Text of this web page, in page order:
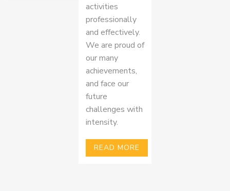
activities
professionally
and effectively.
We are proud of
our many
achievements,
and face our
future
challenges with
intensity.
READ MORE